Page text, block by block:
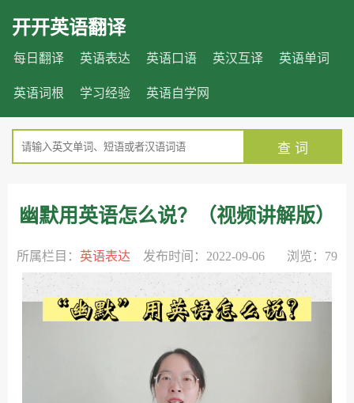
开开英语翻译
每日翻译 英语表达 英语口语 英汉互译 英语单词
英语词根 学习经验 英语自学网
查 词
幽默用英语怎么说？（视频讲解版）
所属栏目： 英语表达 发布时间：2022-09-06 浏览：79